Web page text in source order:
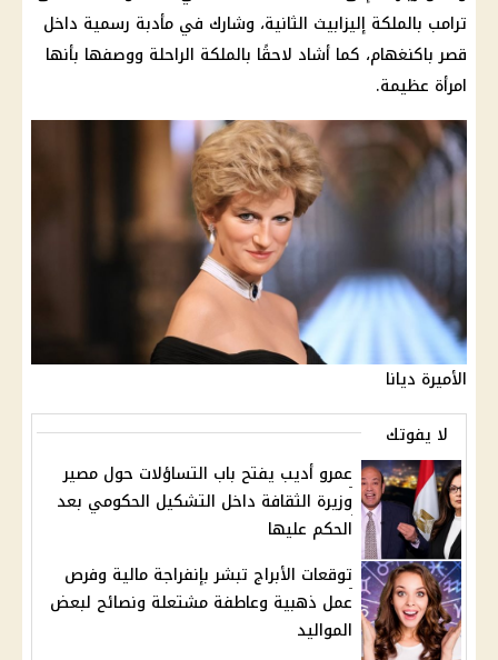
ترامب بالملكة إليزابيث الثانية، وشارك في مأدبة رسمية داخل
قصر باكنغهام، كما أشاد لاحقًا بالملكة الراحلة ووصفها بأنها
امرأة عظيمة.
الأميرة ديانا
لا يفوتك
عمرو أديب يفتح باب التساؤلات حول مصير
وزيرة الثقافة داخل التشكيل الحكومي بعد
الحكم عليها
توقعات الأبراج تبشر بإنفراجة مالية وفرص
عمل ذهبية وعاطفة مشتعلة ونصائح لبعض
المواليد